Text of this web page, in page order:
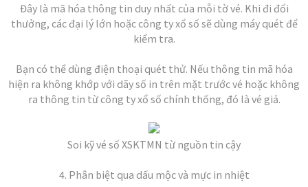
Đây là mã hóa thông tin duy nhất của mỗi tờ vé. Khi đi đổi
thưởng, các đại lý lớn hoặc công ty xổ số sẽ dùng máy quét để
kiểm tra.
Bạn có thể dùng điện thoại quét thử. Nếu thông tin mã hóa
hiện ra không khớp với dãy số in trên mặt trước vé hoặc không
ra thông tin từ công ty xổ số chính thống, đó là vé giả.
Soi kỹ vé số XSKTMN từ nguồn tin cậy
4. Phân biệt qua dấu mộc và mực in nhiệt